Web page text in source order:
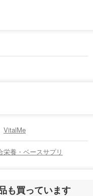
VitalMe
栄養・ベースサプリ
も買っています